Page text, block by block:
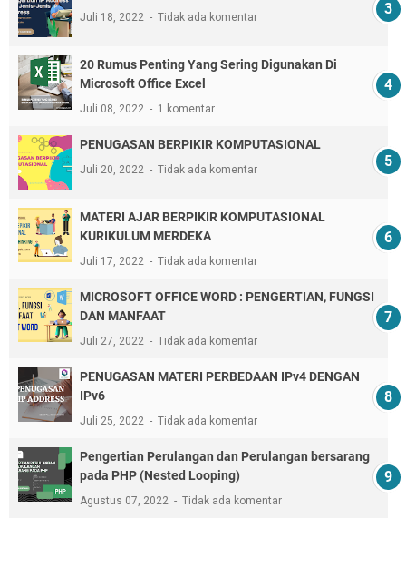
Juli 18, 2022 Tidak ada komentar
20 Rumus Penting Yang Sering Digunakan Di
Microsoft Office Excel
Juli 08, 2022 1 komentar
PENUGASAN BERPIKIR KOMPUTASIONAL
Juli 20, 2022 Tidak ada komentar
MATERI AJAR BERPIKIR KOMPUTASIONAL
KURIKULUM MERDEKA
Juli 17, 2022 Tidak ada komentar
MICROSOFT OFFICE WORD : PENGERTIAN, FUNGSI
DAN MANFAAT
Juli 27, 2022 Tidak ada komentar
PENUGASAN MATERI PERBEDAAN IPv4 DENGAN
IPv6
Juli 25, 2022 Tidak ada komentar
Pengertian Perulangan dan Perulangan bersarang
pada PHP (Nested Looping)
Agustus 07, 2022 Tidak ada komentar